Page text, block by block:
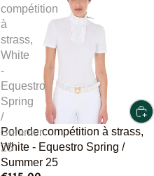
compétition
à
strass,
White
-
Equestro
Spring
/
Summer
25
Polo de compétition à strass,
White - Equestro Spring /
Summer 25